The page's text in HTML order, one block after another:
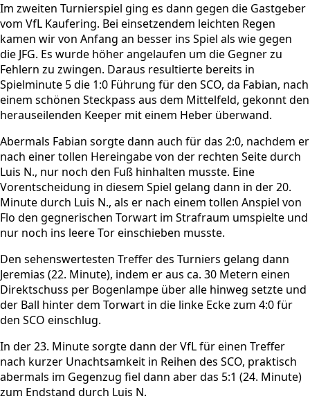
Im zweiten Turnierspiel ging es dann gegen die Gastgeber
vom VfL Kaufering. Bei einsetzendem leichten Regen
kamen wir von Anfang an besser ins Spiel als wie gegen
die JFG. Es wurde höher angelaufen um die Gegner zu
Fehlern zu zwingen. Daraus resultierte bereits in
Spielminute 5 die 1:0 Führung für den SCO, da Fabian, nach
einem schönen Steckpass aus dem Mittelfeld, gekonnt den
herauseilenden Keeper mit einem Heber überwand.
Abermals Fabian sorgte dann auch für das 2:0, nachdem er
nach einer tollen Hereingabe von der rechten Seite durch
Luis N., nur noch den Fuß hinhalten musste. Eine
Vorentscheidung in diesem Spiel gelang dann in der 20.
Minute durch Luis N., als er nach einem tollen Anspiel von
Flo den gegnerischen Torwart im Strafraum umspielte und
nur noch ins leere Tor einschieben musste.
Den sehenswertesten Treffer des Turniers gelang dann
Jeremias (22. Minute), indem er aus ca. 30 Metern einen
Direktschuss per Bogenlampe über alle hinweg setzte und
der Ball hinter dem Torwart in die linke Ecke zum 4:0 für
den SCO einschlug.
In der 23. Minute sorgte dann der VfL für einen Treffer
nach kurzer Unachtsamkeit in Reihen des SCO, praktisch
abermals im Gegenzug fiel dann aber das 5:1 (24. Minute)
zum Endstand durch Luis N.